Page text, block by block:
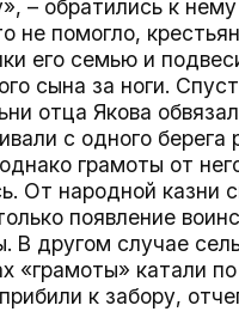
– обратились к
не помогло,
его семью и
сына за ноги.
отца Якова
с одного берега
грамоты от
От народной казни
появление
В другом случае
«грамоты» катали
к забору,